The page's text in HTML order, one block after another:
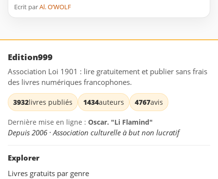
Ecrit parAl. O’WOLF
Edition999
Association Loi 1901 : lire gratuitement et publier sans frais
des livres numériques francophones.
3932livres publiés 1434auteurs 4767avis
Dernière mise en ligne : Oscar. "Li Flamind"
Depuis 2006 · Association culturelle à but non lucratif
Explorer
Livres gratuits par genre